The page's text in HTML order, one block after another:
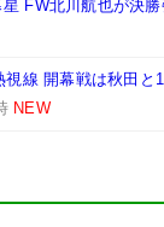
星 FW北川航也が決
視線 開幕戦は秋田
NEW